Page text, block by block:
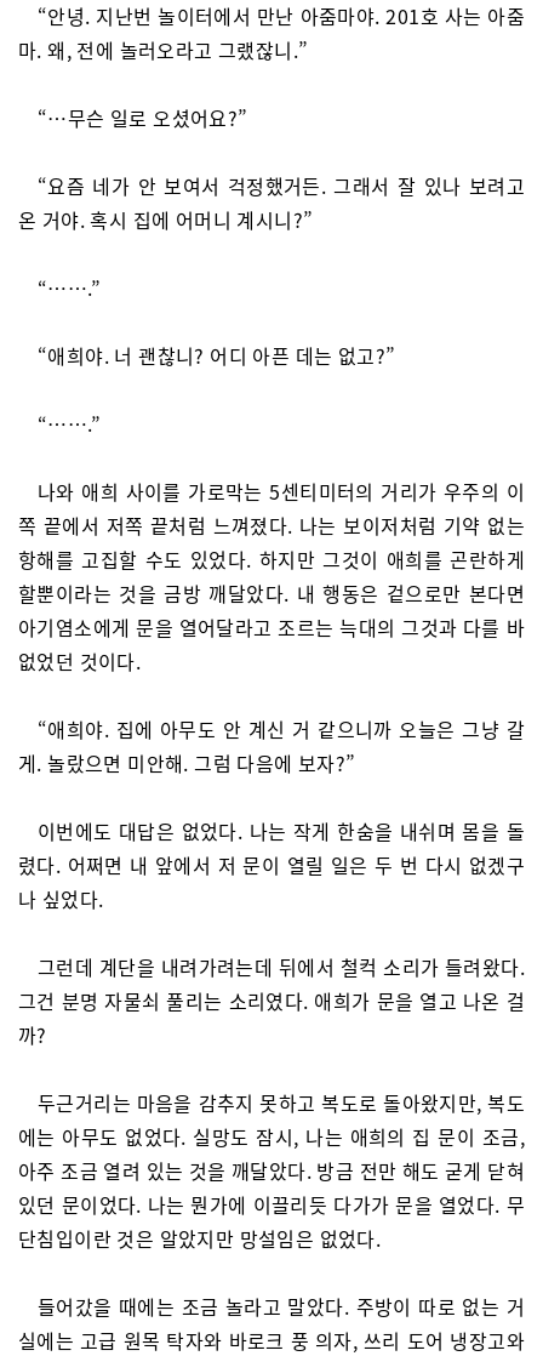
“안녕. 지난번 놀이터에서 만난 아줌마야. 201호 사는 아줌
마. 왜, 전에 놀러오라고 그랬잖니.”
“…무슨 일로 오셨어요?”
“요즘 네가 안 보여서 걱정했거든. 그래서 잘 있나 보려고
온 거야. 혹시 집에 어머니 계시니?”
“…….”
“애희야. 너 괜찮니? 어디 아픈 데는 없고?”
“…….”
나와 애희 사이를 가로막는 5센티미터의 거리가 우주의 이
쪽 끝에서 저쪽 끝처럼 느껴졌다. 나는 보이저처럼 기약 없는
항해를 고집할 수도 있었다. 하지만 그것이 애희를 곤란하게
할뿐이라는 것을 금방 깨달았다. 내 행동은 겉으로만 본다면
아기염소에게 문을 열어달라고 조르는 늑대의 그것과 다를 바
없었던 것이다.
“애희야. 집에 아무도 안 계신 거 같으니까 오늘은 그냥 갈
게. 놀랐으면 미안해. 그럼 다음에 보자?”
이번에도 대답은 없었다. 나는 작게 한숨을 내쉬며 몸을 돌
렸다. 어쩌면 내 앞에서 저 문이 열릴 일은 두 번 다시 없겠구
나 싶었다.
그런데 계단을 내려가려는데 뒤에서 철컥 소리가 들려왔다.
그건 분명 자물쇠 풀리는 소리였다. 애희가 문을 열고 나온 걸
까?
두근거리는 마음을 감추지 못하고 복도로 돌아왔지만, 복도
에는 아무도 없었다. 실망도 잠시, 나는 애희의 집 문이 조금,
아주 조금 열려 있는 것을 깨달았다. 방금 전만 해도 굳게 닫혀
있던 문이었다. 나는 뭔가에 이끌리듯 다가가 문을 열었다. 무
단침입이란 것은 알았지만 망설임은 없었다.
들어갔을 때에는 조금 놀라고 말았다. 주방이 따로 없는 거
실에는 고급 원목 탁자와 바로크 풍 의자, 쓰리 도어 냉장고와